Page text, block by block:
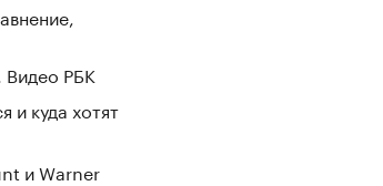
Видео РБК
и куда хотят
и Warner